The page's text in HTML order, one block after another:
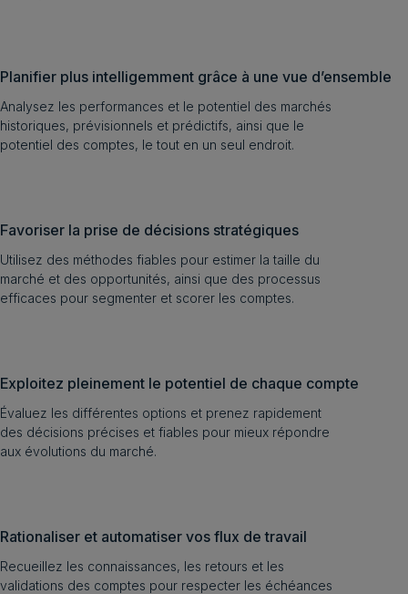
Planifier plus intelligemment grâce à une vue d’ensemble
Analysez les performances et le potentiel des marchés
historiques, prévisionnels et prédictifs, ainsi que le
potentiel des comptes, le tout en un seul endroit.
Favoriser la prise de décisions stratégiques
Utilisez des méthodes fiables pour estimer la taille du
marché et des opportunités, ainsi que des processus
efficaces pour segmenter et scorer les comptes.
Exploitez pleinement le potentiel de chaque compte
Évaluez les différentes options et prenez rapidement
des décisions précises et fiables pour mieux répondre
aux évolutions du marché.
Rationaliser et automatiser vos flux de travail
Recueillez les connaissances, les retours et les
validations des comptes pour respecter les échéances